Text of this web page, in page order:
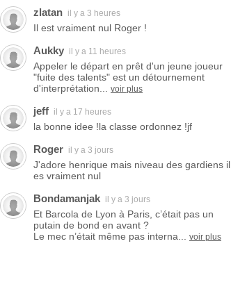
zlatan il y a 3 heures
Il est vraiment nul Roger !
Aukky il y a 11 heures
Appeler le départ en prêt d'un jeune joueur
"fuite des talents" est un détournement
d'interprétation...
voir plus
jeff il y a 17 heures
la bonne idee !la classe ordonnez !jf
Roger il y a 3 jours
J'adore henrique mais niveau des gardiens il
es vraiment nul
Bondamanjak il y a 3 jours
Et Barcola de Lyon à Paris, c’était pas un
putain de bond en avant ?
Le mec n’était même pas interna...
voir plus